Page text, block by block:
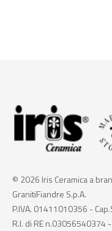
© 2026 Iris Ceramica a
GranitiFiandre S.p.A.
P.IVA. 01411010356 -
R.I. di RE n.03056540374